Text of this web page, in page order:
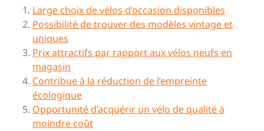
Large choix de vélos d’occasion disponibles
Possibilité de trouver des modèles vintage et
uniques
Prix attractifs par rapport aux vélos neufs en
magasin
Contribue à la réduction de l’empreinte
écologique
Opportunité d’acquérir un vélo de qualité à
moindre coût